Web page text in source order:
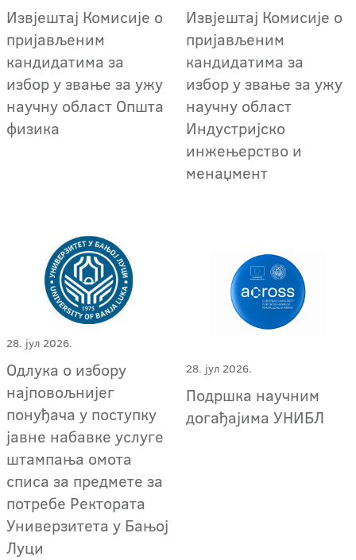
Извјештај Комисије о
пријављеним
кандидатима за
избор у звање за ужу
научну област Општа
физика
Извјештај Комисије о
пријављеним
кандидатима за
избор у звање за ужу
научну област
Индустријско
инжењерство и
менаџмент
28. јул 2026.
Одлука о избору
најповољнијег
понуђача у поступку
јавне набавке услуге
штампања омота
списа за предмете за
потребе Ректората
Универзитета у Бањој
Луци
28. јул 2026.
Подршка научним
догађајима УНИБЛ